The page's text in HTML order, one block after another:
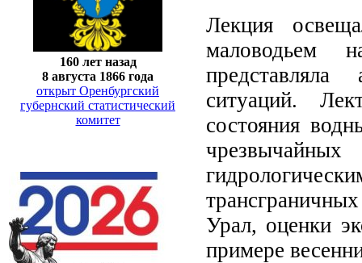
160 лет назад
8 августа 1866 года
открыт Оренбургский
губернский статистический
комитет
Лекция
маловодьем
представляла
ситуаций.
состояния
Урал, оценки
примере